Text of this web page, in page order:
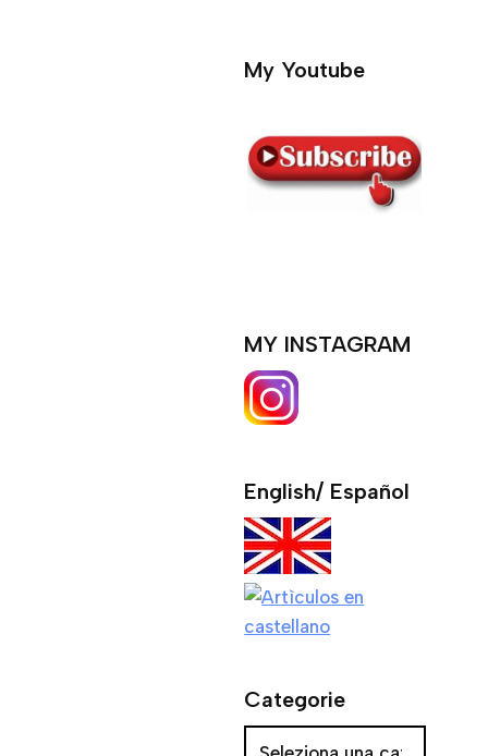
My Youtube
MY INSTAGRAM
English/ Español
Categorie